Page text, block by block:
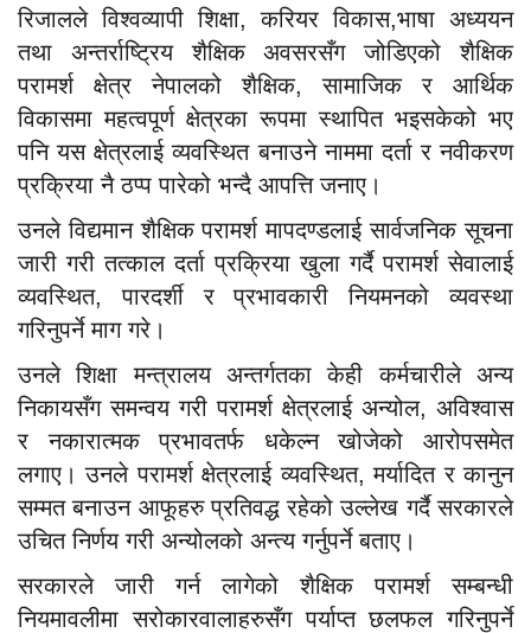
रिजालले विश्वव्यापी शिक्षा, करियर विकास,भाषा अध्ययन
तथा अन्तर्राष्ट्रिय शैक्षिक अवसरसँग जोडिएको शैक्षिक
परामर्श क्षेत्र नेपालको शैक्षिक, सामाजिक र आर्थिक
विकासमा महत्वपूर्ण क्षेत्रका रूपमा स्थापित भइसकेको भए
पनि यस क्षेत्रलाई व्यवस्थित बनाउने नाममा दर्ता र नवीकरण
प्रक्रिया नै ठप्प पारेको भन्दै आपत्ति जनाए।
उनले विद्यमान शैक्षिक परामर्श मापदण्डलाई सार्वजनिक सूचना
जारी गरी तत्काल दर्ता प्रक्रिया खुला गर्दै परामर्श सेवालाई
व्यवस्थित, पारदर्शी र प्रभावकारी नियमनको व्यवस्था
गरिनुपर्ने माग गरे।
उनले शिक्षा मन्त्रालय अन्तर्गतका केही कर्मचारीले अन्य
निकायसँग समन्वय गरी परामर्श क्षेत्रलाई अन्योल, अविश्वास
र नकारात्मक प्रभावतर्फ धकेल्न खोजेको आरोपसमेत
लगाए। उनले परामर्श क्षेत्रलाई व्यवस्थित, मर्यादित र कानुन
सम्मत बनाउन आफूहरु प्रतिवद्ध रहेको उल्लेख गर्दै सरकारले
उचित निर्णय गरी अन्योलको अन्त्य गर्नुपर्ने बताए।
सरकारले जारी गर्न लागेको शैक्षिक परामर्श सम्बन्धी
नियमावलीमा सरोकारवालाहरुसँग पर्याप्त छलफल गरिनुपर्ने